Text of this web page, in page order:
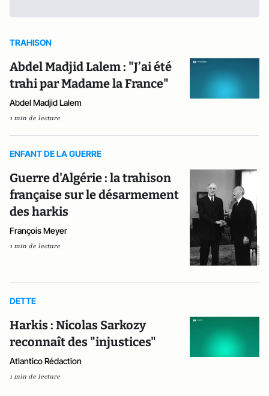
TRAHISON
Abdel Madjid Lalem : "J’ai été
trahi par Madame la France"
Abdel Madjid Lalem
1 min de lecture
ENFANT DE LA GUERRE
Guerre d'Algérie : la trahison
française sur le désarmement
des harkis
François Meyer
1 min de lecture
DETTE
Harkis : Nicolas Sarkozy
reconnaît des "injustices"
Atlantico Rédaction
1 min de lecture